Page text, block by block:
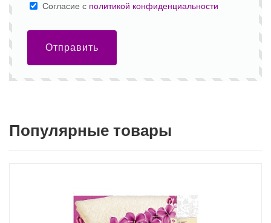
Cогласие с политикой конфиденциальности
Отправить
Популярные товары